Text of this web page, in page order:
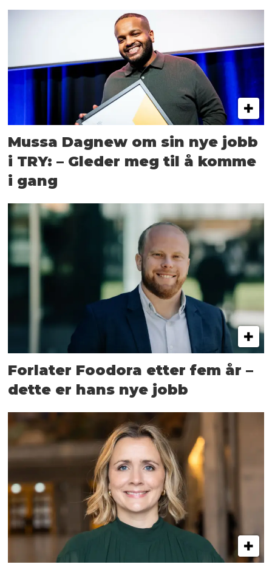
Mussa Dagnew om sin nye jobb
i TRY: – Gleder meg til å komme
i gang
Forlater Foodora etter fem år –
dette er hans nye jobb